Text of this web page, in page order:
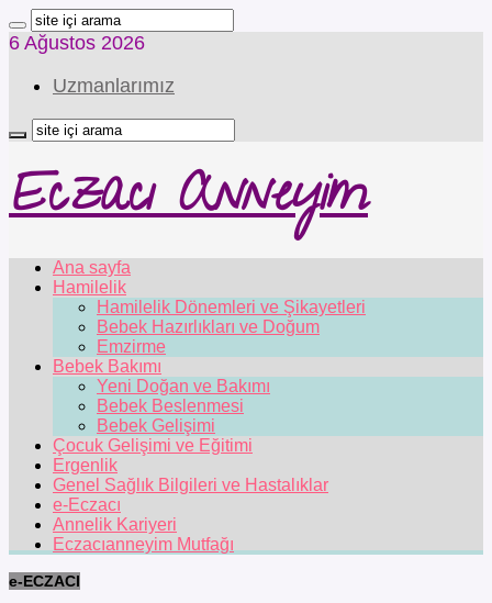
6 Ağustos 2026
Uzmanlarımız
Eczacı Anneyim
Ana sayfa
Hamilelik
Hamilelik Dönemleri ve Şikayetleri
Bebek Hazırlıkları ve Doğum
Emzirme
Bebek Bakımı
Yeni Doğan ve Bakımı
Bebek Beslenmesi
Bebek Gelişimi
Çocuk Gelişimi ve Eğitimi
Ergenlik
Genel Sağlık Bilgileri ve Hastalıklar
e-Eczacı
Annelik Kariyeri
Eczacıanneyim Mutfağı
e-ECZACI